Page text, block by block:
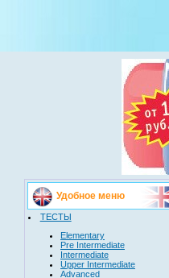
Удобное меню
ТЕСТЫ
Elementary
Pre Intermediate
Intermediate
Upper Intermediate
Advanced